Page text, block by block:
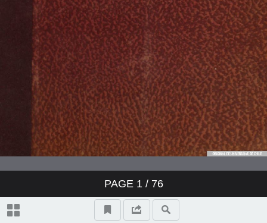
PAGE 1/ 76
llorando en la rivera del Río
Rimac…
Aprobacion del M. R. P. M. F.
Manuel Sanchez Guerrero…
Aprobacion del M. R. P. M. Fr.